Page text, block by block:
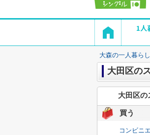
1人
大森の一人暮ら
大田区の
大田区の
買う
コンビニ